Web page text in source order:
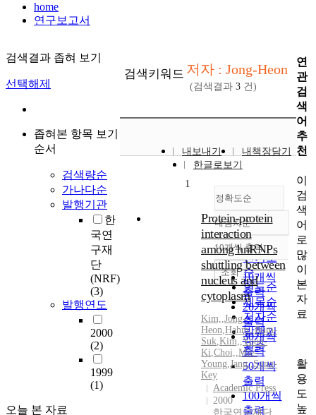
home
연구보고서
검색결과 좁혀 보기
선택해제
좁혀본 항목 보기
순서
검색량순
가나다순
발행기관
한
국연
구재
단
(NRF)
(3)
발행연도
2000
(2)
1999
(1)
오늘 본 자료
검색키워드 저자 : Jong-Heon
(검색결과 3 건)
내보내기
내책장담기
한글로보기
정확도순
정확도
순
인기도
순
연도순
제목순
저자순
발행기
관순
내림차순
내림차순
10개씩 출력
10개씩
출력
20개씩
출력
30개씩
출력
50개씩
출력
100개씩
출력
조회
1
Protein-protein
interaction
among hnRNPs
shuttling between
nucleus and
cytoplasm
Kim,,Jong-
Heon,Hahm,,Bum-
Suk,Kim,,Yoon-
Ki,Choi,,Mie-
Young,Jang,,Sung-
Key
Academic Press
2000
한국연구재단
연
관
검
색
어
추
천
이
검
색
어
로
많
이
본
자
료
활
용
도
높